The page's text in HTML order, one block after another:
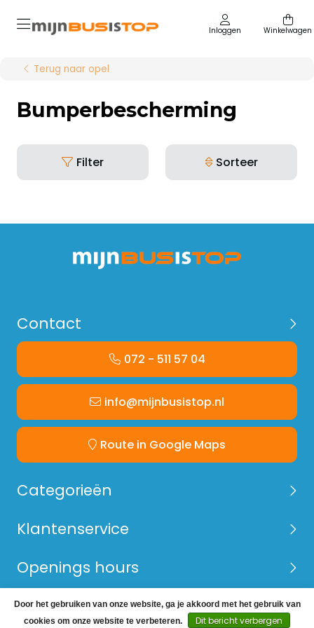
Inloggen Winkelwagen
Terug naar opel
Bumperbescherming
Filter Sorteer
Contact
072 - 511 57 04
info@mijnbusistop.nl
Route in Google Maps
Categorieën
Klantenservice
Openings hours
© Copyright 2026 Mijn Bus is Top -Webshop laten
Door het gebruiken van onze website, ga je akkoord met het gebruik van
cookies om onze website te verbeteren.
Dit bericht verbergen